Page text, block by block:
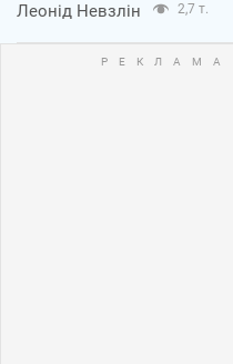
Леонід Невзлін 2,7 т.